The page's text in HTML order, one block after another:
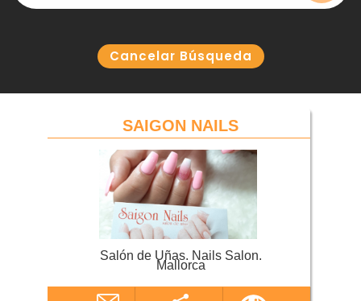
Cancelar Búsqueda
SAIGON NAILS
Salón de Uñas. Nails Salon.
Mallorca